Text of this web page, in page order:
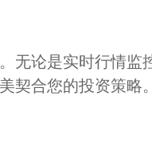
无论是实时行情监
契合您的投资策略。